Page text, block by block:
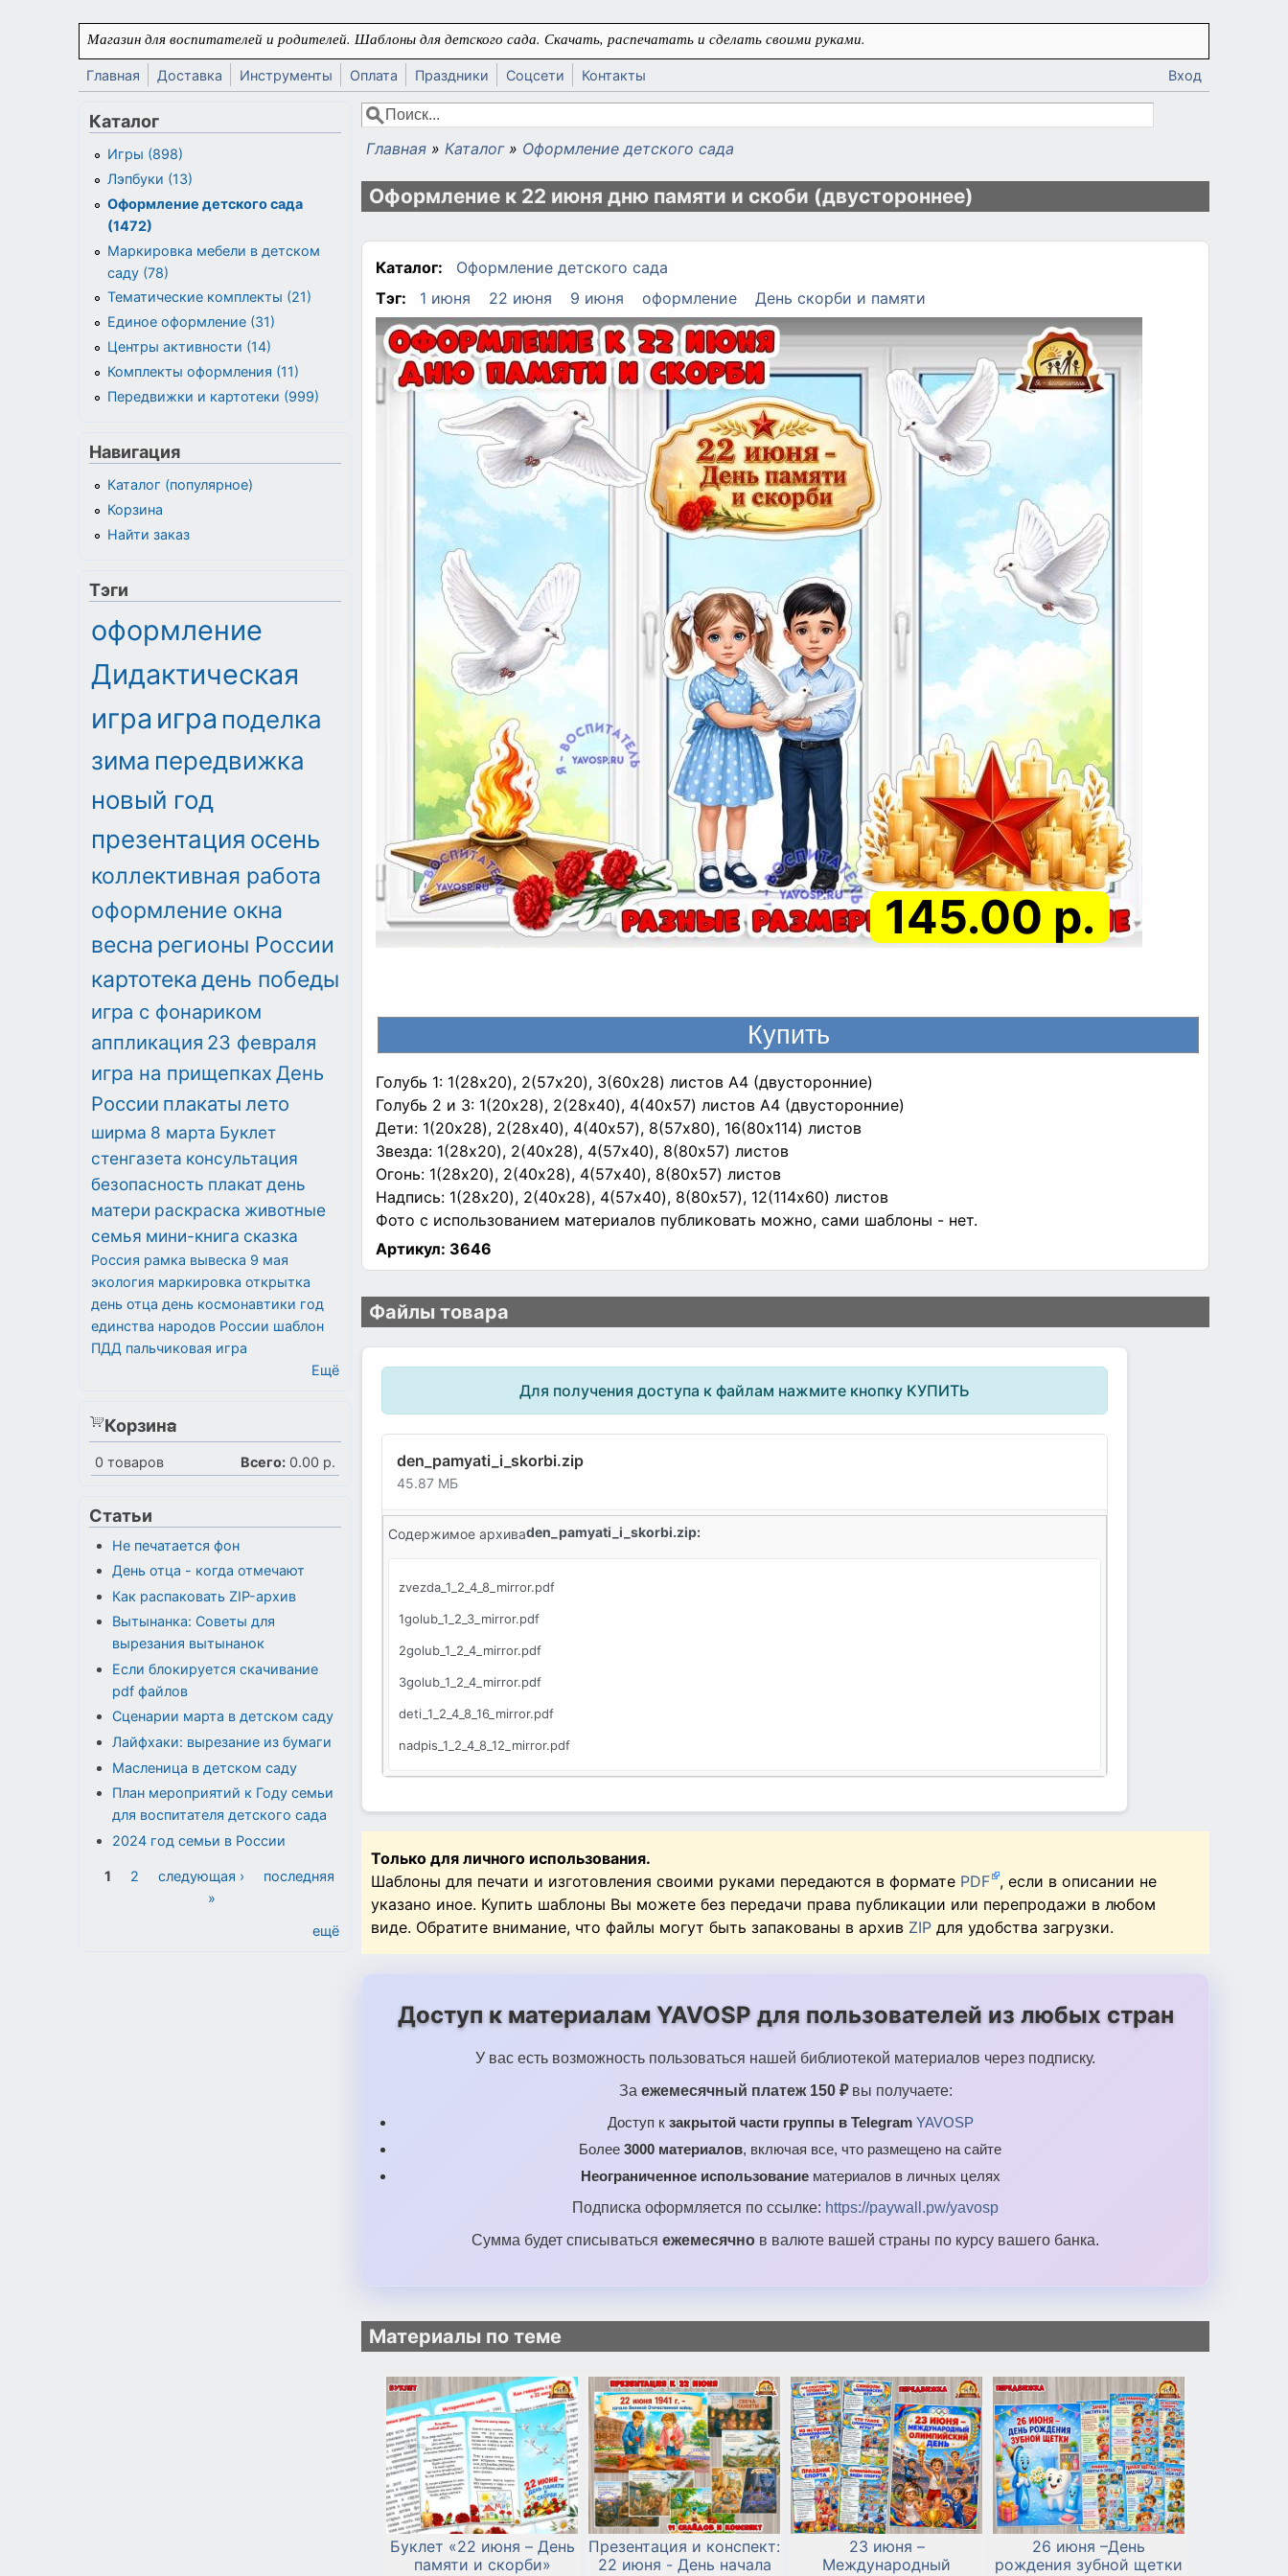
Перейти к основному содержанию
Магазин для воспитателей и родителей. Шаблоны для детского сада. Скачать, распечатать и сделать своими руками.
Главная Доставка Инструменты Оплата Праздники Соцсети Контакты Вход
Форма поиска
Поиск
Вы здесь
Главная » Каталог » Оформление детского сада
Оформление к 22 июня дню памяти и скоби (двустороннее)
Каталог:
Оформление детского сада
Тэг:
1 июня 22 июня 9 июня оформление День скорби и памяти
145.00 р.
Голубь 1: 1(28x20), 2(57x20), 3(60x28) листов A4 (двусторонние)
Голубь 2 и 3: 1(20x28), 2(28x40), 4(40x57) листов A4 (двусторонние)
Дети: 1(20x28), 2(28x40), 4(40x57), 8(57x80), 16(80x114) листов
Звезда: 1(28x20), 2(40x28), 4(57x40), 8(80x57) листов
Огонь: 1(28x20), 2(40x28), 4(57x40), 8(80x57) листов
Надпись: 1(28x20), 2(40x28), 4(57x40), 8(80x57), 12(114x60) листов
Фото с использованием материалов публиковать можно, сами шаблоны - нет.
Артикул: 3646
Файлы товара
Для получения доступа к файлам нажмите кнопку КУПИТЬ
den_pamyati_i_skorbi.zip
45.87 МБ
Содержимое архиваden_pamyati_i_skorbi.zip:
zvezda_1_2_4_8_mirror.pdf
1golub_1_2_3_mirror.pdf
2golub_1_2_4_mirror.pdf
3golub_1_2_4_mirror.pdf
deti_1_2_4_8_16_mirror.pdf
nadpis_1_2_4_8_12_mirror.pdf
ogon_1_2_4_8_mirror.pdf
Только для личного использования.
Шаблоны для печати и изготовления своими руками передаются в формате PDF , если в описании не
указано иное. Купить шаблоны Вы можете без передачи права публикации или перепродажи в любом
виде. Обратите внимание, что файлы могут быть запакованы в архив ZIP для удобства загрузки.
Доступ к материалам YAVOSP для пользователей из любых стран
У вас есть возможность пользоваться нашей библиотекой материалов через подписку.
За ежемесячный платеж 150 ₽вы получаете:
Доступ к закрытой части группы в Telegram YAVOSP
Более 3000 материалов, включая все, что размещено на сайте
Неограниченное использованиематериалов в личных целях
Подписка оформляется по ссылке: https://paywall.pw/yavosp
Сумма будет списываться ежемесячно в валюте вашей страны по курсу вашего банка.
Материалы по теме
Буклет «22 июня – День
памяти и скорби»
Презентация и конспект:
22 июня - День начала
23 июня –
Международный
26 июня –День
рождения зубной щетки
Каталог
Игры (898)
Лэпбуки (13)
Оформление детского сада
(1472)
Маркировка мебели в детском
саду (78)
Тематические комплекты (21)
Единое оформление (31)
Центры активности (14)
Комплекты оформления (11)
Передвижки и картотеки (999)
Навигация
Каталог (популярное)
Корзина
Найти заказ
Тэги
оформление
Дидактическая
игра игра поделка
зима передвижка
новый год
презентация осень
коллективная работа
оформление окна
весна регионы России
картотекадень победы
игра с фонариком
аппликация 23 февраля
игра на прищепках День
России плакаты лето
ширма 8 марта Буклет
стенгазета консультация
безопасность плакатдень
матери раскраска животные
семья мини-книга сказка
Россия рамка вывеска 9 мая
экология маркировка открытка
день отца день космонавтики год
единства народов России шаблон
ПДД пальчиковая игра
Ещё
Корзина
0 товаров Всего: 0.00 р.
Статьи
Не печатается фон
День отца - когда отмечают
Как распаковать ZIP-архив
Вытынанка: Советы для
вырезания вытынанок
Если блокируется скачивание
pdf файлов
Сценарии марта в детском саду
Лайфхаки: вырезание из бумаги
Масленица в детском саду
План мероприятий к Году семьи
для воспитателя детского сада
2024 год семьи в России
Страницы
1 2 следующая ›
последняя
»
ещё